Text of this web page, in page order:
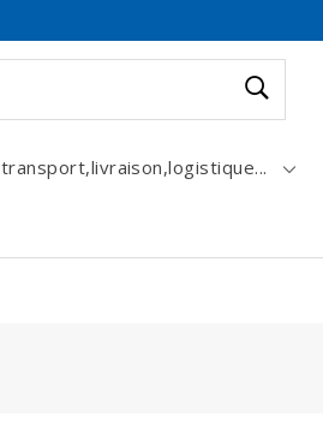
transport,livraison,logistique...